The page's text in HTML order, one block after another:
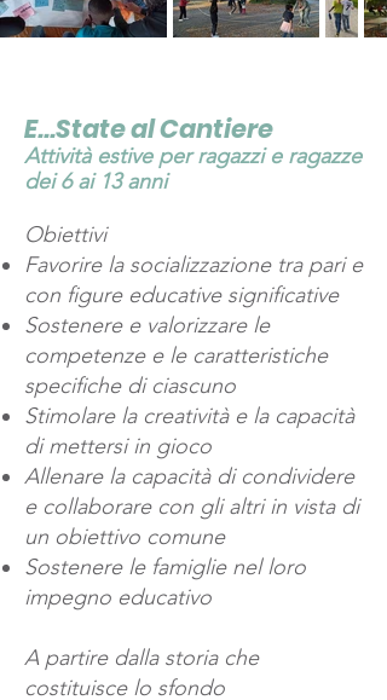
E...State al Cantiere
Attività estive per ragazzi e ragazze
dei 6 ai 13 anni
Obiettivi
Favorire la socializzazione tra pari e
con figure educative significative
Sostenere e valorizzare le
competenze e le caratteristiche
specifiche di ciascuno
Stimolare la creatività e la capacità
di mettersi in gioco
Allenare la capacità di condividere
e collaborare con gli altri in vista di
un obiettivo comune
Sostenere le famiglie nel loro
impegno educativo
A partire dalla storia che
costituisce lo sfondo